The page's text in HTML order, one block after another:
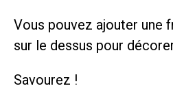
Vous pouvez ajouter une
sur le dessus pour
Savourez !